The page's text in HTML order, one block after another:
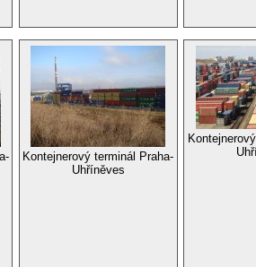
Kontejnerový terminál Praha-
Uhříněves